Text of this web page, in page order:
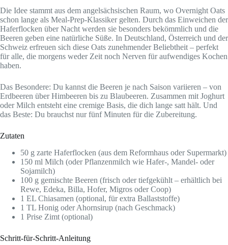
Die Idee stammt aus dem angelsächsischen Raum, wo Overnight Oats
schon lange als Meal-Prep-Klassiker gelten. Durch das Einweichen der
Haferflocken über Nacht werden sie besonders bekömmlich und die
Beeren geben eine natürliche Süße. In Deutschland, Österreich und der
Schweiz erfreuen sich diese Oats zunehmender Beliebtheit – perfekt
für alle, die morgens weder Zeit noch Nerven für aufwendiges Kochen
haben.
Das Besondere: Du kannst die Beeren je nach Saison variieren – von
Erdbeeren über Himbeeren bis zu Blaubeeren. Zusammen mit Joghurt
oder Milch entsteht eine cremige Basis, die dich lange satt hält. Und
das Beste: Du brauchst nur fünf Minuten für die Zubereitung.
Zutaten
50 g zarte Haferflocken (aus dem Reformhaus oder Supermarkt)
150 ml Milch (oder Pflanzenmilch wie Hafer-, Mandel- oder
Sojamilch)
100 g gemischte Beeren (frisch oder tiefgekühlt – erhältlich bei
Rewe, Edeka, Billa, Hofer, Migros oder Coop)
1 EL Chiasamen (optional, für extra Ballaststoffe)
1 TL Honig oder Ahornsirup (nach Geschmack)
1 Prise Zimt (optional)
Schritt-für-Schritt-Anleitung